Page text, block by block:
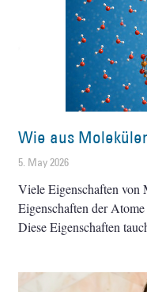
Wie aus
5. May 2026
Viele Eigenschaften von
Eigenschaften der Atome
Diese Eigenschaften